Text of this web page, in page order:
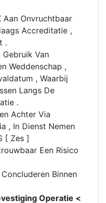
Aan Onvruchtbaar
Accreditatie ,
.
Van
Weddenschap ,
, Waarbij
Langs De
.
Achter Via
, In Dienst Nemen
[ Zes ]
Een Risico
Binnen
Operatie <